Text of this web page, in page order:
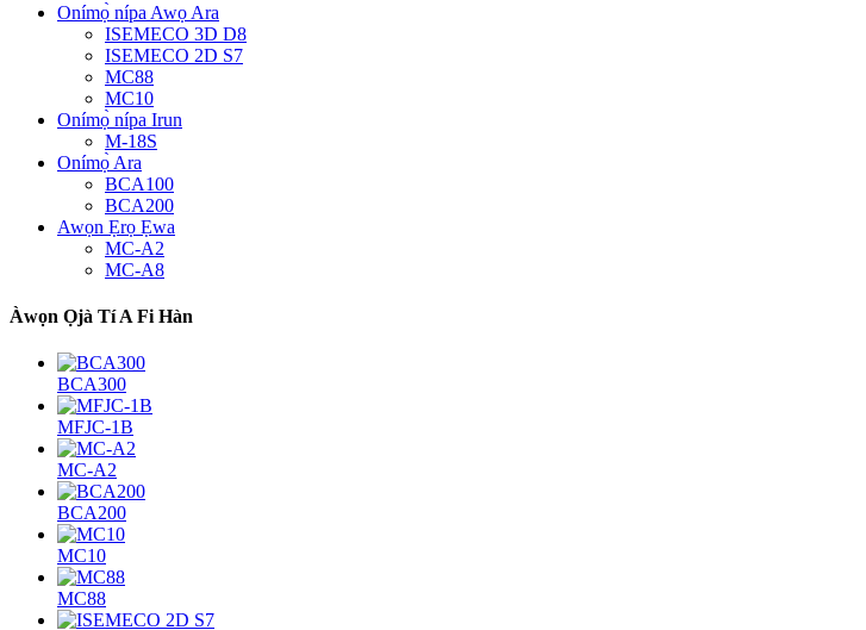
Onímọ̀ nípa Awọ Ara
ISEMECO 3D D8
ISEMECO 2D S7
MC88
MC10
Onímọ̀ nípa Irun
M-18S
Onímọ̀ Ara
BCA100
BCA200
Awọn Ẹrọ Ẹwa
MC-A2
MC-A8
Àwọn Ọjà Tí A Fi Hàn
BCA300
MFJC-1B
MC-A2
BCA200
MC10
MC88